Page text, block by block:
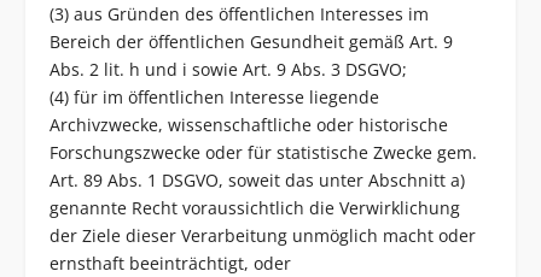
(3) aus Gründen des öffentlichen Interesses im
Bereich der öffentlichen Gesundheit gemäß Art. 9
Abs. 2 lit. h und i sowie Art. 9 Abs. 3 DSGVO;
(4) für im öffentlichen Interesse liegende
Archivzwecke, wissenschaftliche oder historische
Forschungszwecke oder für statistische Zwecke gem.
Art. 89 Abs. 1 DSGVO, soweit das unter Abschnitt a)
genannte Recht voraussichtlich die Verwirklichung
der Ziele dieser Verarbeitung unmöglich macht oder
ernsthaft beeinträchtigt, oder